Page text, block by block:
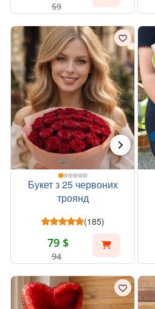
59
Букет з 25 червоних
троянд
(185)
79 $
94